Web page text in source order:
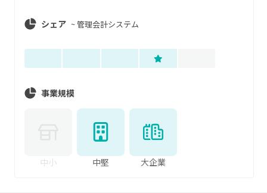
シェア ~管理会計システム
事業規模
中小 中堅 大企業